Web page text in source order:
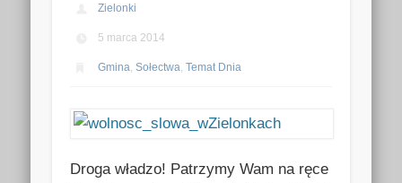
Zielonki
5 marca 2014
Gmina ,Sołectwa ,Temat Dnia
Droga władzo! Patrzymy Wam na ręce